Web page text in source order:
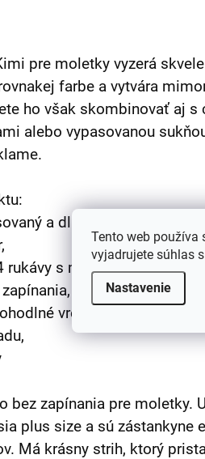
Tento web používa
vyjadrujete súhlas
Nastavenie
pre moletky vyzerá
farbe a vytvára
ho však skombinovať aj s
alebo vypasovanou
a dlhší strih,
s možnosťou vyhrnutia,
vrecká,
bez zapínania pre moletky.
plus size a sú zástankyne
Má krásny strih, ktorý